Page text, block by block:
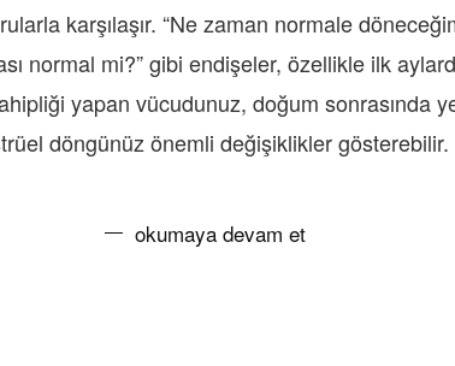
karşılaşır. “Ne zaman normale
normal mi?” gibi endişeler, özellikle ilk
yapan vücudunuz, doğum sonrasında
döngünüz önemli değişiklikler
okumaya devam et